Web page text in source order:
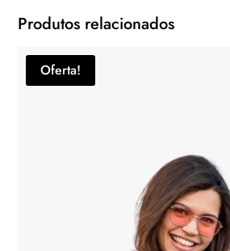
Produtos relacionados
Oferta!